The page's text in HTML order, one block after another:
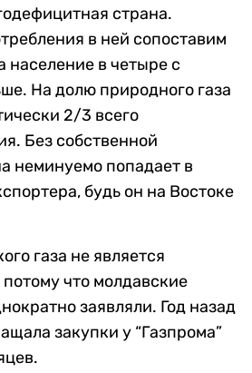
страна.
в ней сопоставим
население в четыре с
На долю природного газа
2/3 всего
Без собственной
неминуемо попадает в
будь он на Востоке
газа не является
что молдавские
заявляли. Год назад
закупки у “Газпрома”